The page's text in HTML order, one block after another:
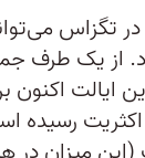
تگزاس
از یک طرف
ایالت اکنون
رسیده